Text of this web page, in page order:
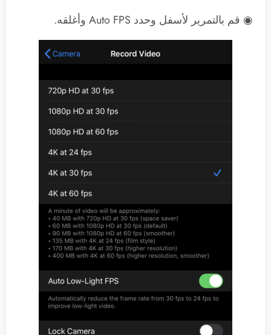
◉ قم بالتمرير لأسفل وحدد Auto FPS وأغلقه.